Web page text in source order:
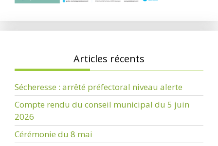
Articles récents
Sécheresse : arrêté préfectoral niveau alerte
Compte rendu du conseil municipal du 5 juin
2026
Cérémonie du 8 mai